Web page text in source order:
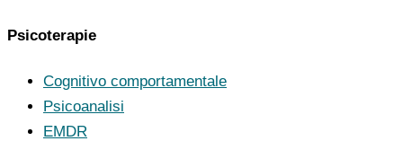
Psicoterapie
Cognitivo comportamentale
Psicoanalisi
EMDR